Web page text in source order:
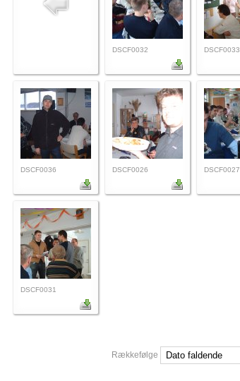
DSCF0032 DSCF0033
DSCF0036 DSCF0026 DSCF0027
DSCF0031
Rækkefølge